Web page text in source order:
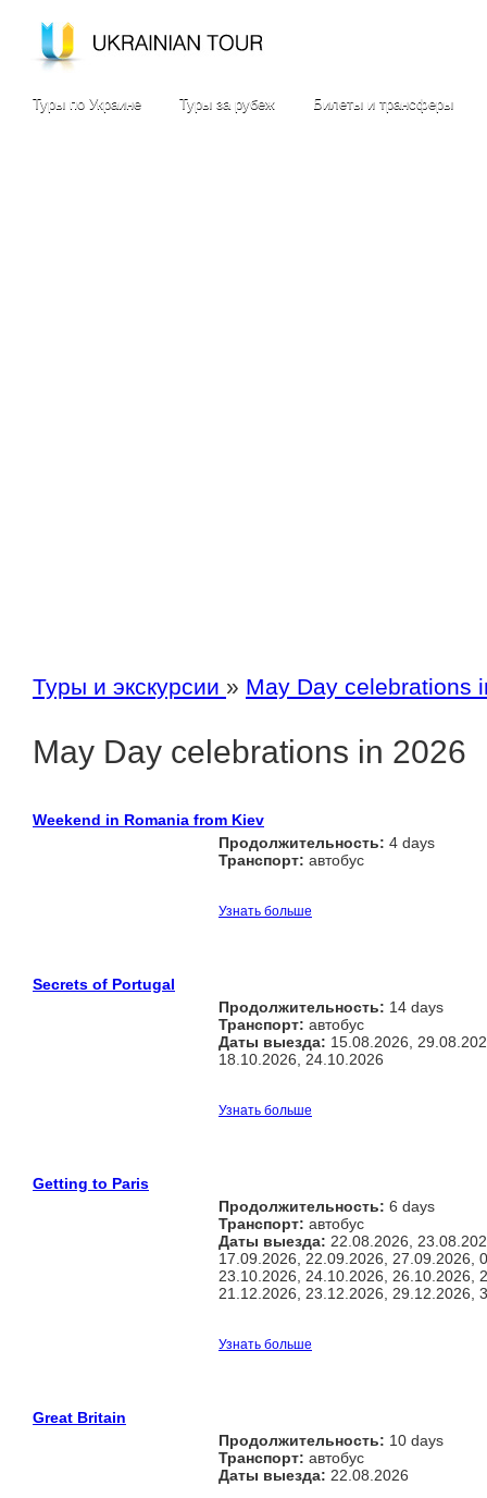
Туры по Украине Туры за рубеж Билеты и трансферы
Туры и экскурсии » May Day celebrations
May Day celebrations in 2026
Weekend in Romania from Kiev
Продолжительность: 4 days
Транспорт: автобус
Узнать больше
Secrets of Portugal
Продолжительность: 14 days
Транспорт: автобус
Даты выезда: 15.08.2026,
18.10.2026, 24.10.2026
Узнать больше
Getting to Paris
Продолжительность: 6 days
Транспорт: автобус
Даты выезда: 22.08.2026,
17.09.2026, 22.09.2026, 27.09.2026,
23.10.2026, 24.10.2026, 26.10.2026,
21.12.2026, 23.12.2026, 29.12.2026,
Узнать больше
Great Britain
Продолжительность: 10 days
Транспорт: автобус
Даты выезда: 22.08.2026